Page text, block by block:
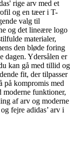
rige arv med et
og en tæer i T-
valg til
og det lineære logo
materialer,
den bløde foring
dagen. Ydersålen er
kan gå med tillid og
fit, der tilpasser
på kompromis med
moderne funktioner,
af arv og moderne
fejre adidas’ arv i